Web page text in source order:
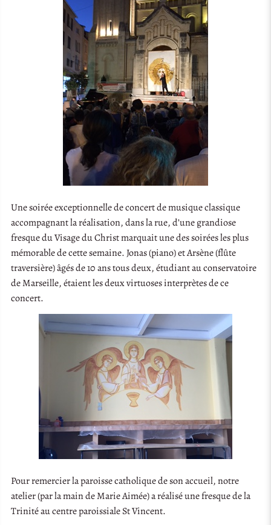
Une soirée exceptionnelle de concert de musique classique
accompagnant la réalisation, dans la rue, d’une grandiose
fresque du Visage du Christ marquait une des soirées les plus
mémorable de cette semaine. Jonas (piano) et Arsène (flûte
traversière) âgés de 10 ans tous deux, étudiant au conservatoire
de Marseille, étaient les deux virtuoses interprètes de ce
concert.
Pour remercier la paroisse catholique de son accueil, notre
atelier (par la main de Marie Aimée) a réalisé une fresque de la
Trinité au centre paroissiale St Vincent.